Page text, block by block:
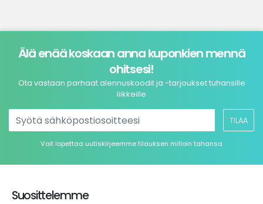
Älä enää koskaan anna kuponkien mennä
ohitsesi!
Ota vastaan parhaat alennuskoodit ja -tarjoukset tuhansille
liikkeille
TILAA
Voit lopettaa uutiskirjeemme tilauksen milloin tahansa
Suosittelemme